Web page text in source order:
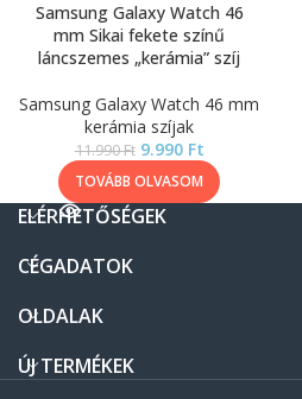
Samsung Galaxy Watch 46
mm Sikai fekete színű
láncszemes „kerámia” szíj
Samsung Galaxy Watch 46 mm
kerámia szíjak
11.990Ft 9.990 Ft
TOVÁBB OLVASOM
ELÉRHETŐSÉGEK
CÉGADATOK
OLDALAK
ÚJ TERMÉKEK